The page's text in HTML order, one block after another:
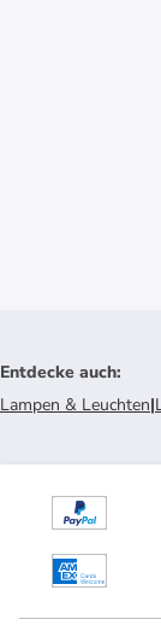
Entdecke auch:
Lampen & Leuchten|